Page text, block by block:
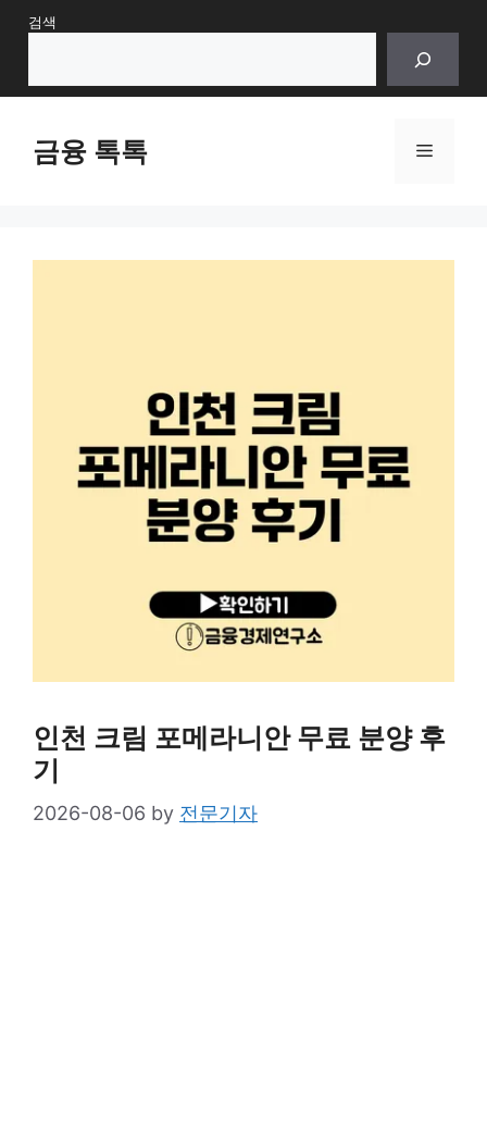
Skip검색
금융 톡톡 Menu
인천 크림 포메라니안 무료 분양 후
기
2026-08-06 by 전문기자